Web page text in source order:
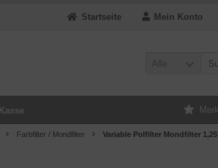
Mein Konto
Startseite
Alle
Kasse
Farbfilter / Mondfilter Variable Polfilter Mondfilter